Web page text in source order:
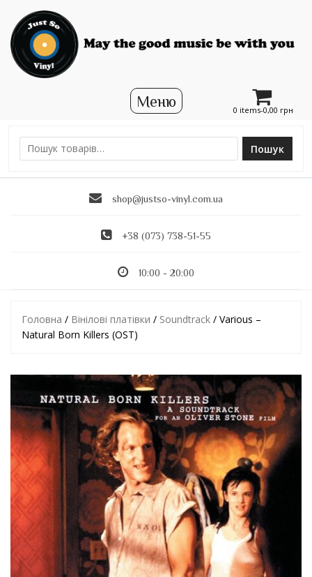
0 items-0,00 грн
Ш
Пошук
shop@justso-vinyl.com.ua
+38 (073) 738-51-55
10:00 - 20:00
Головна / Вінілові платівки / Soundtrack / Various –
Natural Born Killers (OST)